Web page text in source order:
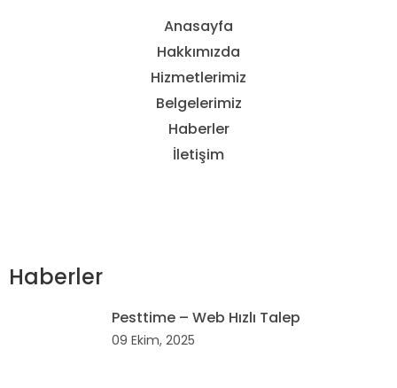
Anasayfa
Hakkımızda
Hizmetlerimiz
Belgelerimiz
Haberler
İletişim
Haberler
Pesttime – Web Hızlı Talep
09 Ekim, 2025